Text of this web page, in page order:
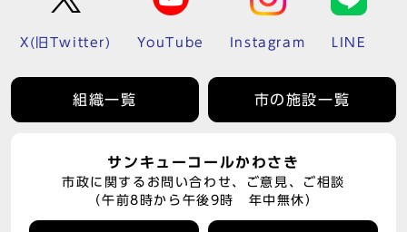
X(旧Twitter) YouTube Instagram LINE
組織一覧 市の施設一覧
サンキューコールかわさき
市政に関するお問い合わせ、ご意見、ご相談
（午前8時から午後9時 年中無休）